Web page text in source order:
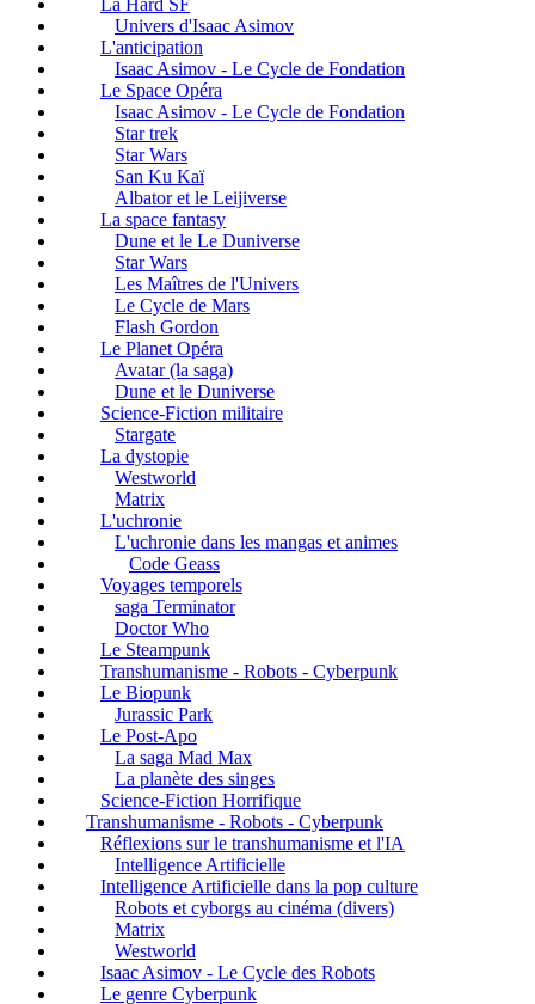
Univers d'Isaac Asimov
L'anticipation
Isaac Asimov - Le Cycle de Fondation
Le Space Opéra
Isaac Asimov - Le Cycle de Fondation
Star trek
Star Wars
San Ku Kaï
Albator et le Leijiverse
La space fantasy
Dune et le Le Duniverse
Star Wars
Les Maîtres de l'Univers
Le Cycle de Mars
Flash Gordon
Le Planet Opéra
Avatar (la saga)
Dune et le Duniverse
Science-Fiction militaire
Stargate
La dystopie
Westworld
Matrix
L'uchronie
L'uchronie dans les mangas et animes
Code Geass
Voyages temporels
saga Terminator
Doctor Who
Le Steampunk
Transhumanisme - Robots - Cyberpunk
Le Biopunk
Jurassic Park
Le Post-Apo
La saga Mad Max
La planète des singes
Science-Fiction Horrifique
Transhumanisme - Robots - Cyberpunk
Réflexions sur le transhumanisme et l'IA
Intelligence Artificielle
Intelligence Artificielle dans la pop culture
Robots et cyborgs au cinéma (divers)
Matrix
Westworld
Isaac Asimov - Le Cycle des Robots
Le genre Cyberpunk